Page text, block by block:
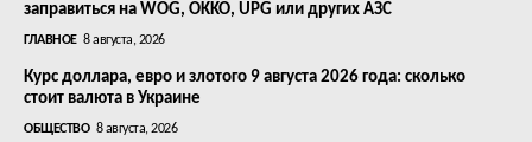
заправиться на WOG, OKKO, UPG или других АЗС
ГЛАВНОЕ 8 августа, 2026
Курс доллара, евро и злотого 9 августа 2026 года: сколько
стоит валюта в Украине
ОБЩЕСТВО 8 августа, 2026